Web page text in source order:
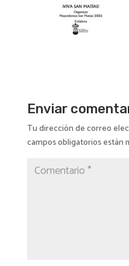
Enviar
Tu dirección de correo
campos obligatorios están